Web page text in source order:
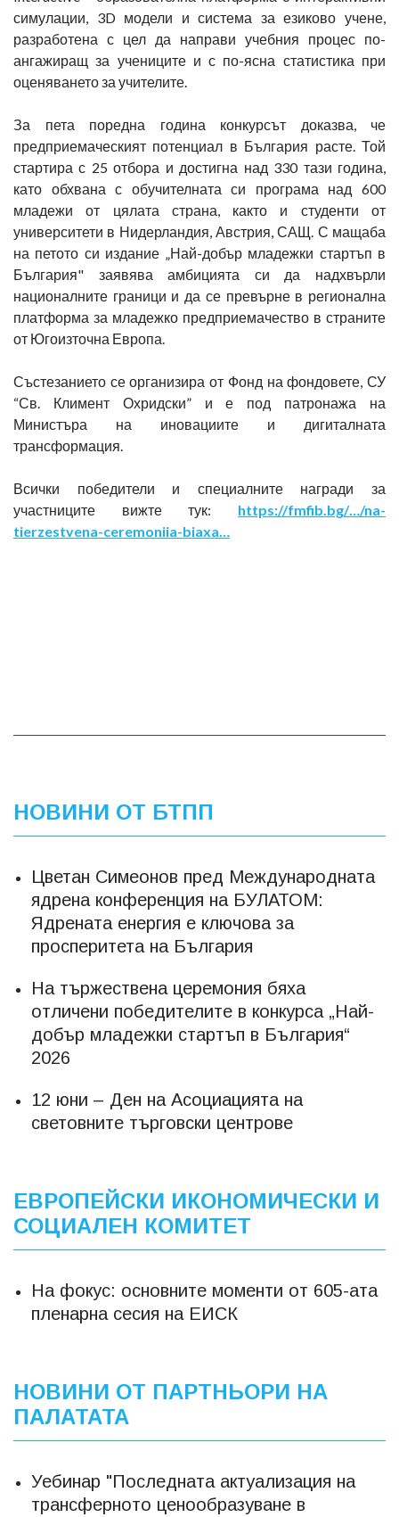
симулации, 3D модели и система за езиково учене,
разработена с цел да направи учебния процес по-
ангажиращ за учениците и с по-ясна статистика при
оценяването за учителите.
За пета поредна година конкурсът доказва, че
предприемаческият потенциал в България расте. Той
стартира с 25 отбора и достигна над 330 тази година,
като обхвана с обучителната си програма над 600
младежи от цялата страна, както и студенти от
университети в Нидерландия, Австрия, САЩ. С мащаба
на петото си издание „Най-добър младежки стартъп в
България" заявява амбицията си да надхвърли
националните граници и да се превърне в регионална
платформа за младежко предприемачество в страните
от Югоизточна Европа.
Състезанието се организира от Фонд на фондовете, СУ
“Св. Климент Охридски” и е под патронажа на
Министъра на иновациите и дигиталната
трансформация.
Всички победители и специалните награди за
участниците вижте тук: https://fmfib.bg/…/na-
tierzestvena-ceremoniia-biaxa…
НОВИНИ ОТ БТПП
Цветан Симеонов пред Международната
ядрена конференция на БУЛАТОМ:
Ядрената енергия е ключова за
просперитета на България
На тържествена церемония бяха
отличени победителите в конкурса „Най-
добър младежки стартъп в България“
2026
12 юни – Ден на Асоциацията на
световните търговски центрове
ЕВРОПЕЙСКИ ИКОНОМИЧЕСКИ И
СОЦИАЛЕН КОМИТЕТ
На фокус: основните моменти от 605-ата
пленарна сесия на ЕИСК
НОВИНИ ОТ ПАРТНЬОРИ НА
ПАЛАТАТА
Уебинар "Последната актуализация на
трансферното ценообразуване в